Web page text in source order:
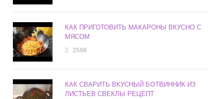
КАК ПРИГОТОВИТЬ МАКАРОНЫ ВКУСНО С
МЯСОМ
2598
КАК СВАРИТЬ ВКУСНЫЙ БОТВИННИК ИЗ
ЛИСТЬЕВ СВЕКЛЫ РЕЦЕПТ